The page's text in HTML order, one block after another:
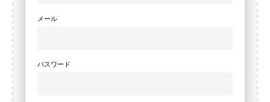
メール
パスワード